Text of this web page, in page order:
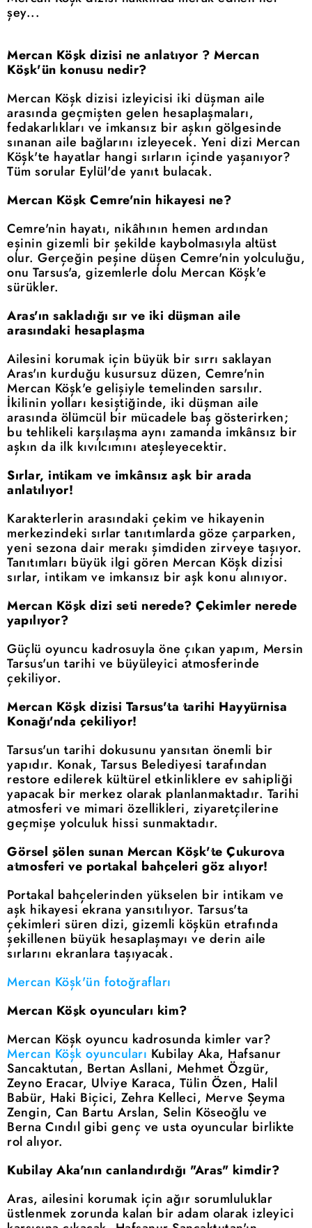
şey...
Mercan Köşk dizisi ne anlatıyor ? Mercan
Köşk'ün konusu nedir?
Mercan Köşk dizisi izleyicisi iki düşman aile
arasında geçmişten gelen hesaplaşmaları,
fedakarlıkları ve imkansız bir aşkın gölgesinde
sınanan aile bağlarını izleyecek. Yeni dizi Mercan
Köşk'te hayatlar hangi sırların içinde yaşanıyor?
Tüm sorular Eylül'de yanıt bulacak.
Mercan Köşk Cemre'nin hikayesi ne?
Cemre'nin hayatı, nikâhının hemen ardından
eşinin gizemli bir şekilde kaybolmasıyla altüst
olur. Gerçeğin peşine düşen Cemre'nin yolculuğu,
onu Tarsus'a, gizemlerle dolu Mercan Köşk'e
sürükler.
Aras'ın sakladığı sır ve iki düşman aile
arasındaki hesaplaşma
Ailesini korumak için büyük bir sırrı saklayan
Aras'ın kurduğu kusursuz düzen, Cemre'nin
Mercan Köşk'e gelişiyle temelinden sarsılır.
İkilinin yolları kesiştiğinde, iki düşman aile
arasında ölümcül bir mücadele baş gösterirken;
bu tehlikeli karşılaşma aynı zamanda imkânsız bir
aşkın da ilk kıvılcımını ateşleyecektir.
Sırlar, intikam ve imkânsız aşk bir arada
anlatılıyor!
Karakterlerin arasındaki çekim ve hikayenin
merkezindeki sırlar tanıtımlarda göze çarparken,
yeni sezona dair merakı şimdiden zirveye taşıyor.
Tanıtımları büyük ilgi gören Mercan Köşk dizisi
sırlar, intikam ve imkansız bir aşk konu alınıyor.
Mercan Köşk dizi seti nerede? Çekimler nerede
yapılıyor?
Güçlü oyuncu kadrosuyla öne çıkan yapım, Mersin
Tarsus'un tarihi ve büyüleyici atmosferinde
çekiliyor.
Mercan Köşk dizisi Tarsus'ta tarihi Hayyürnisa
Konağı'nda çekiliyor!
Tarsus'un tarihi dokusunu yansıtan önemli bir
yapıdır. Konak, Tarsus Belediyesi tarafından
restore edilerek kültürel etkinliklere ev sahipliği
yapacak bir merkez olarak planlanmaktadır. Tarihi
atmosferi ve mimari özellikleri, ziyaretçilerine
geçmişe yolculuk hissi sunmaktadır.
Görsel şölen sunan Mercan Köşk'te Çukurova
atmosferi ve portakal bahçeleri göz alıyor!
Portakal bahçelerinden yükselen bir intikam ve
aşk hikayesi ekrana yansıtılıyor. Tarsus'ta
çekimleri süren dizi, gizemli köşkün etrafında
şekillenen büyük hesaplaşmayı ve derin aile
sırlarını ekranlara taşıyacak.
Mercan Köşk'ün fotoğrafları
Mercan Köşk oyuncuları kim?
Mercan Köşk oyuncu kadrosunda kimler var?
Mercan Köşk oyuncuları Kubilay Aka, Hafsanur
Sancaktutan, Bertan Asllani, Mehmet Özgür,
Zeyno Eracar, Ulviye Karaca, Tülin Özen, Halil
Babür, Haki Biçici, Zehra Kelleci, Merve Şeyma
Zengin, Can Bartu Arslan, Selin Köseoğlu ve
Berna Cındıl gibi genç ve usta oyuncular birlikte
rol alıyor.
Kubilay Aka'nın canlandırdığı "Aras" kimdir?
Aras, ailesini korumak için ağır sorumluluklar
üstlenmek zorunda kalan bir adam olarak izleyici